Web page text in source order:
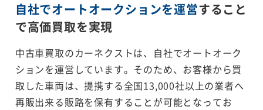
自社でオートオークションを運営すること
で高価買取を実現
中古車買取のカーネクストは、自社でオートオーク
ションを運営しています。そのため、お客様から買
取した車両は、提携する全国13,000社以上の業者へ
再販出来る販路を保有することが可能となってお